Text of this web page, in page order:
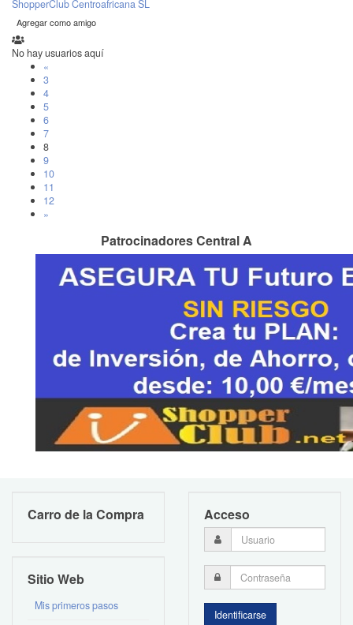
ShopperClub Centroafricana SL
Agregar como amigo
No hay usuarios aquí
«
3
4
5
6
7
8
9
10
11
12
»
Patrocinadores Central A
Carro de la Compra
Sitio Web
Mis primeros pasos
Acceso